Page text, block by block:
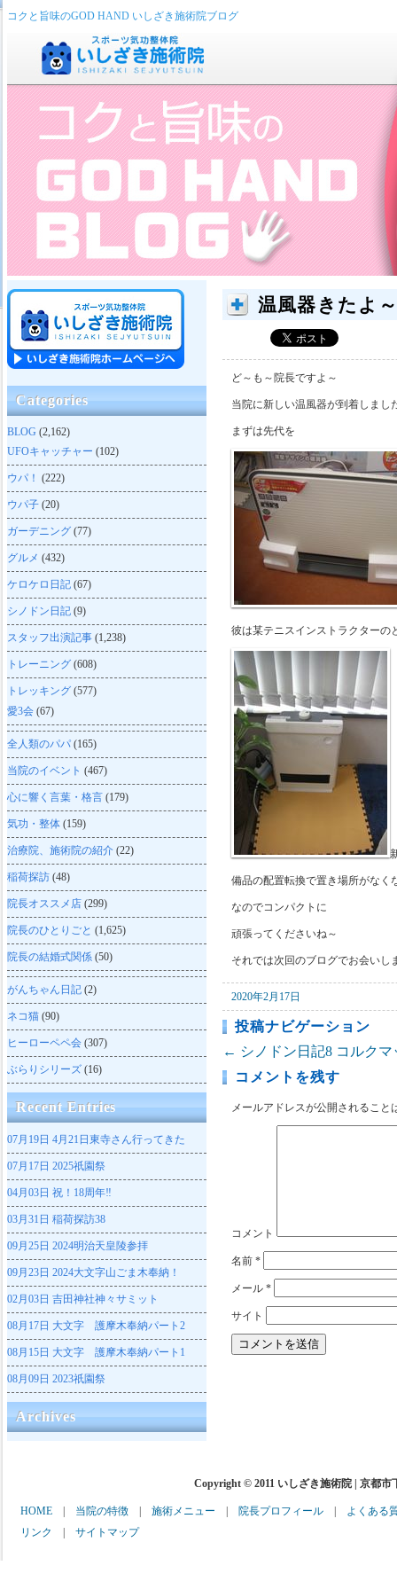
コクと旨味のGOD HAND いしざき施術院ブログ
温風器きたよ
ど～も～院長ですよ～
当院に新しい温風器が到着しまし
まずは先代を
彼は某テニスインストラクターの
備品の配置転換で置き場所がなく
なのでコンパクトに
頑張ってくださいね～
それでは次回のブログでお会い
2020年2月17日
投稿ナビゲーション
← シノドン日記8 コルク
コメントを残す
メールアドレスが公開されること
コメント
名前 *
メール *
サイト
Categories
BLOG (2,162)
UFOキャッチャー (102)
ウパ！ (222)
ウパ子 (20)
ガーデニング (77)
グルメ (432)
ケロケロ日記 (67)
シノドン日記 (9)
スタッフ出演記事 (1,238)
トレーニング (608)
トレッキング (577)
愛3会 (67)
全人類のパパ (165)
当院のイベント (467)
心に響く言葉・格言 (179)
気功・整体 (159)
治療院、施術院の紹介 (22)
稲荷探訪 (48)
院長オススメ店 (299)
院長のひとりごと (1,625)
院長の結婚式関係 (50)
がんちゃん日記 (2)
ネコ猫 (90)
ヒーローペペ会 (307)
ぶらりシリーズ (16)
Recent Entries
07月19日 4月21日東寺さん行ってきた
07月17日 2025祇園祭
04月03日 祝！18周年‼
03月31日 稲荷探訪38
09月25日 2024明治天皇陵参拝
09月23日 2024大文字山ごま木奉納！
02月03日 吉田神社神々サミット
08月17日 大文字 護摩木奉納パート2
08月15日 大文字 護摩木奉納パート1
08月09日 2023祇園祭
Archives
Copyright © 2011 いしざき施術院 | 京都
HOME 当院の特徴 施術メニュー 院長プロフィール
よくある
リンク
サイトマップ